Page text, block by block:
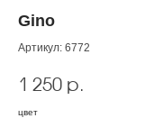
Gino
Артикул: 6772
1 250 р.
цвет